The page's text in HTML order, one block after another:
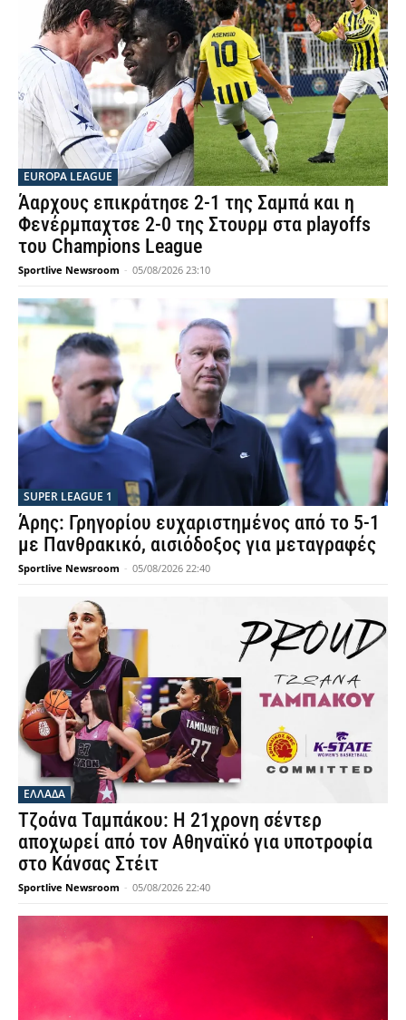
EUROPA LEAGUE
Άαρχους επικράτησε 2-1 της Σαμπά και η
Φενέρμπαχτσε 2-0 της Στουρμ στα playoffs
του Champions League
Sportlive Newsroom - 05/08/2026 23:10
SUPER LEAGUE 1
Άρης: Γρηγορίου ευχαριστημένος από το 5-1
με Πανθρακικό, αισιόδοξος για μεταγραφές
Sportlive Newsroom - 05/08/2026 22:40
ΕΛΛΑΔΑ
Τζοάνα Ταμπάκου: Η 21χρονη σέντερ
αποχωρεί από τον Αθηναϊκό για υποτροφία
στο Κάνσας Στέιτ
Sportlive Newsroom - 05/08/2026 22:40